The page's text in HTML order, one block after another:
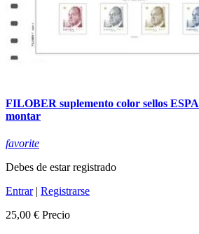
FILOBER suplemento color sellos
montar
favorite
Debes de estar registrado
Entrar| Registrarse
25,00 € Precio